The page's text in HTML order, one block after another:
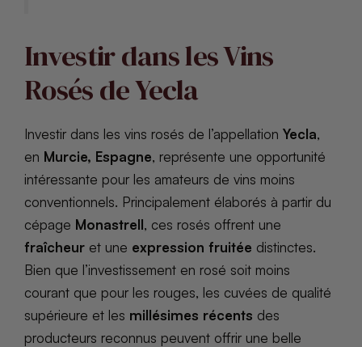
Investir dans les Vins
Rosés de Yecla
Investir dans les vins rosés de l’appellation Yecla,
en Murcie, Espagne, représente une opportunité
intéressante pour les amateurs de vins moins
conventionnels. Principalement élaborés à partir du
cépage Monastrell, ces rosés offrent une
fraîcheur et une expression fruitée distinctes.
Bien que l’investissement en rosé soit moins
courant que pour les rouges, les cuvées de qualité
supérieure et les millésimes récents des
producteurs reconnus peuvent offrir une belle